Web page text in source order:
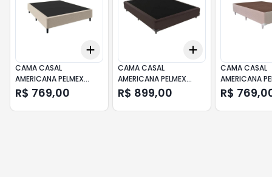
Add
CAMA CASAL
AMERICANA PELMEX
LOTUS TC117 188X138CM
BEGE
R$ 769,00
Add
CAMA CASAL
AMERICANA PELMEX
MIAMI 188X138CM
MARROM
R$ 899,00
CAMA CASAL
AMERICANA
LOTUS TC120
188X138CM
R$